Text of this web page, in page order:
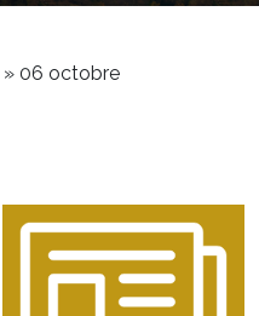
» 06 octobre